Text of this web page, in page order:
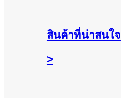
สินค้าที่น่าสนใจ
>